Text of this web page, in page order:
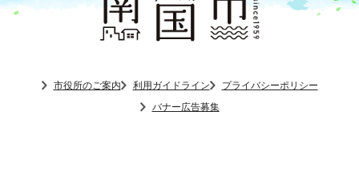
市役所のご案内 利用ガイドライン
プライバシーポリシー
バナー広告募集